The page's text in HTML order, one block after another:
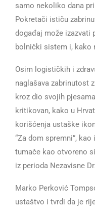
samo nekoliko dana
Pokretači ističu
događaj može izazvati
bolnički sistem i, kako
Osim logističkih i
naglašava zabrinutost
kroz dio svojih
kritikovan, kako u
korišćenja ustaške
“Za dom spremni”,
tumače kao otvoreno
iz perioda Nezavisne
Marko Perković
ustaštvo i tvrdi da je